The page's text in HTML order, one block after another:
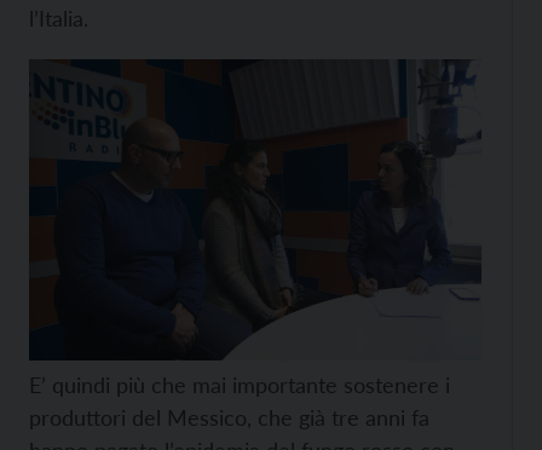
l’Italia.
E’ quindi più che mai importante sostenere i
produttori del Messico, che già tre anni fa